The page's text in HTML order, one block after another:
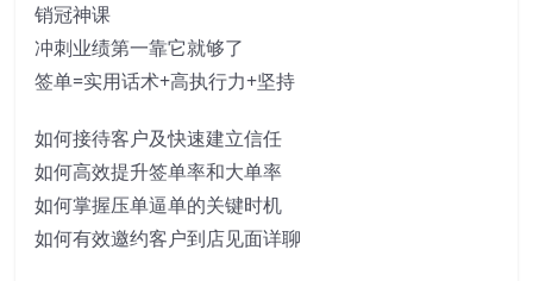
销冠神课
冲刺业绩第一靠它就够了
签单=实用话术+高执行力+坚持
如何接待客户及快速建立信任
如何高效提升签单率和大单率
如何掌握压单逼单的关键时机
如何有效邀约客户到店见面详聊